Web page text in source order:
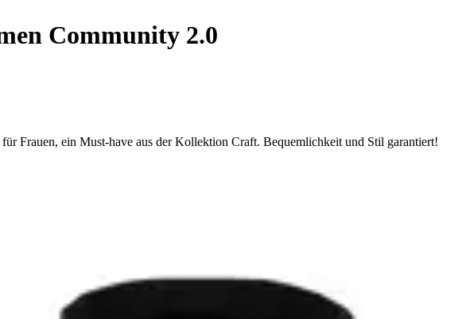
Community 2.0
Frauen, ein Must-have aus der Kollektion Craft. Bequemlichkeit und Stil garantiert!